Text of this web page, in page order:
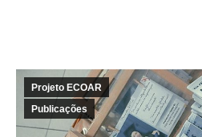
Projeto ECOAR
Publicações